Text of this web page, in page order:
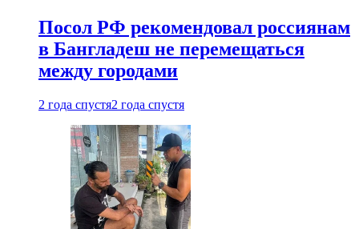
Посол РФ рекомендовал россиянам
в Бангладеш не перемещаться
между городами
2 года спустя2 года спустя